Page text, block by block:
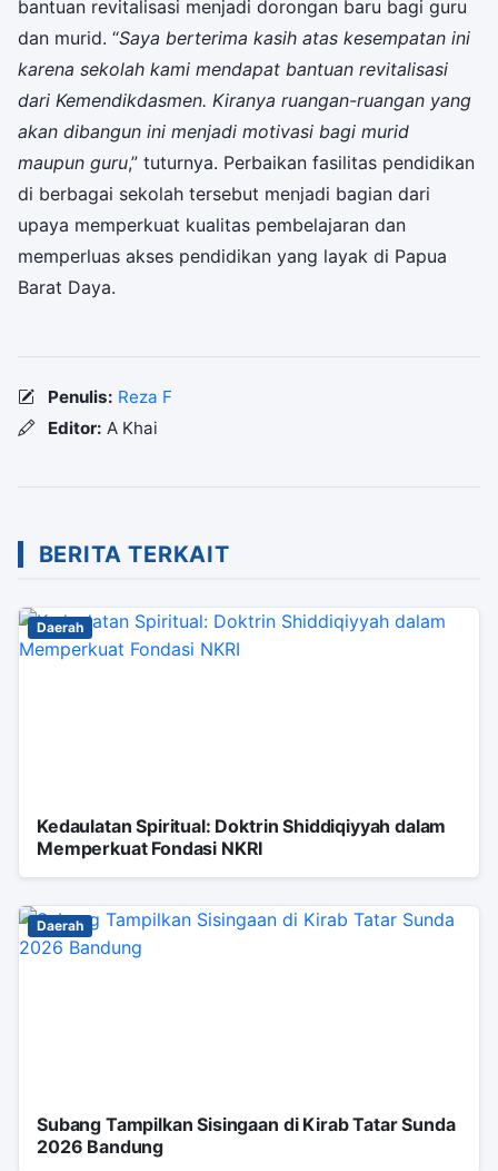
bantuan revitalisasi menjadi dorongan baru bagi guru
dan murid. “Saya berterima kasih atas kesempatan ini
karena sekolah kami mendapat bantuan revitalisasi
dari Kemendikdasmen. Kiranya ruangan-ruangan yang
akan dibangun ini menjadi motivasi bagi murid
maupun guru,” tuturnya. Perbaikan fasilitas pendidikan
di berbagai sekolah tersebut menjadi bagian dari
upaya memperkuat kualitas pembelajaran dan
memperluas akses pendidikan yang layak di Papua
Barat Daya.
Penulis: Reza F
Editor: A Khai
BERITA TERKAIT
Daerah
Kedaulatan Spiritual: Doktrin Shiddiqiyyah dalam
Memperkuat Fondasi NKRI
Daerah
Subang Tampilkan Sisingaan di Kirab Tatar Sunda
2026 Bandung